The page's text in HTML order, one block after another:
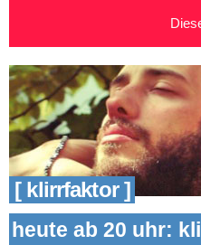
[ klirrfaktor ]
heute ab 20 uhr: